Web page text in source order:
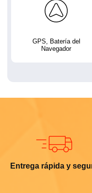
GPS, Batería del
Navegador
Entrega rápida y